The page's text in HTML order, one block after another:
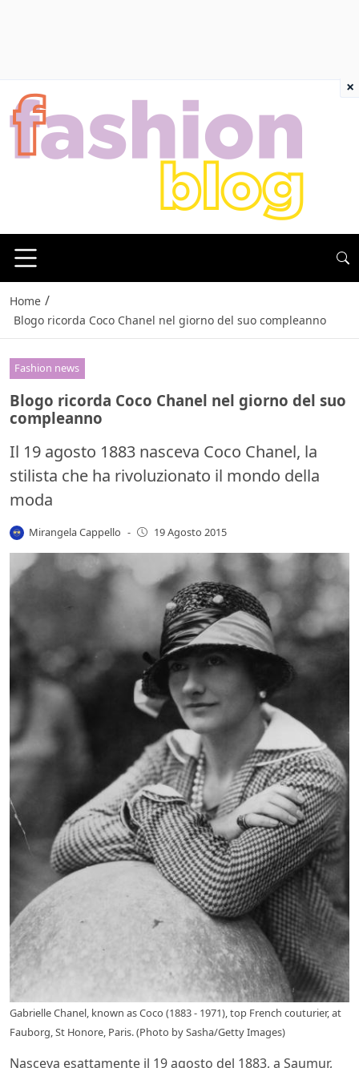
Home /
Blogo ricorda Coco Chanel nel giorno del suo compleanno
Fashion news
Blogo ricorda Coco Chanel nel giorno del suo
compleanno
Il 19 agosto 1883 nasceva Coco Chanel, la
stilista che ha rivoluzionato il mondo della
moda
Mirangela Cappello - 19 Agosto 2015
Gabrielle Chanel, known as Coco (1883 - 1971), top French couturier, at
Fauborg, St Honore, Paris. (Photo by Sasha/Getty Images)
Nasceva esattamente il 19 agosto del 1883, a Saumur,
×